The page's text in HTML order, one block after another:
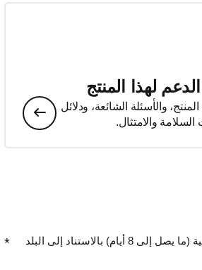
لهذا المنتج
والأسئلة الشائعة، ودلائل
والامتثال.
يختلف EPG والرؤية الفعلية (ما يصل إلى 8 أيام) بالاستناد إلى البلد